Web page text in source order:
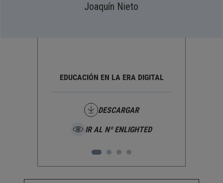
Joaquín Nieto
EDUCACIÓN EN LA ERA DIGITAL
DESCARGAR
IR AL Nº ENLIGHTED